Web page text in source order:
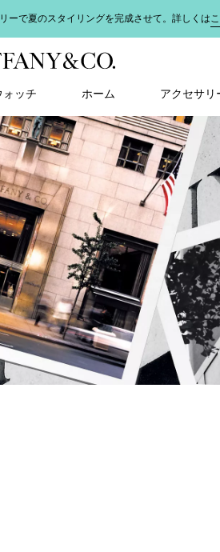
ーで夏のスタイリングを完成させて。詳しくは
ォッチ ホーム アクセサリ